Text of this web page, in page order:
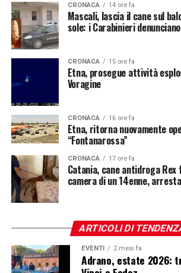
CRONACA 14 ore fa
Mascali, lascia il cane sul
sole: i Carabinieri
CRONACA 15 ore fa
Etna, prosegue attività
Voragine
CRONACA 16 ore fa
Etna, ritorna nuovamente
“Fontanarossa”
CRONACA 17 ore fa
Catania, cane antidroga
camera di un 14enne,
ARTICOLI DI
EVENTI 2 mesi fa
Adrano, estate 2026: